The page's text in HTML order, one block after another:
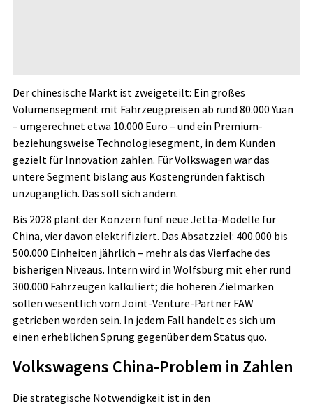
Der chinesische Markt ist zweigeteilt: Ein großes
Volumensegment mit Fahrzeugpreisen ab rund 80.000 Yuan
– umgerechnet etwa 10.000 Euro – und ein Premium-
beziehungsweise Technologiesegment, in dem Kunden
gezielt für Innovation zahlen. Für Volkswagen war das
untere Segment bislang aus Kostengründen faktisch
unzugänglich. Das soll sich ändern.
Bis 2028 plant der Konzern fünf neue Jetta-Modelle für
China, vier davon elektrifiziert. Das Absatzziel: 400.000 bis
500.000 Einheiten jährlich – mehr als das Vierfache des
bisherigen Niveaus. Intern wird in Wolfsburg mit eher rund
300.000 Fahrzeugen kalkuliert; die höheren Zielmarken
sollen wesentlich vom Joint-Venture-Partner FAW
getrieben worden sein. In jedem Fall handelt es sich um
einen erheblichen Sprung gegenüber dem Status quo.
Volkswagens China-Problem in Zahlen
Die strategische Notwendigkeit ist in den